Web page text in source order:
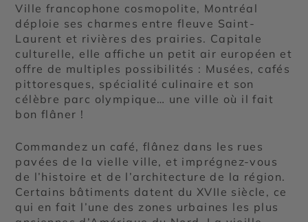
Ville francophone cosmopolite, Montréal
déploie ses charmes entre fleuve Saint-
Laurent et rivières des prairies. Capitale
culturelle, elle affiche un petit air européen et
offre de multiples possibilités : Musées, cafés
pittoresques, spécialité culinaire et son
célèbre parc olympique… une ville où il fait
bon flâner !
Commandez un café, flânez dans les rues
pavées de la vielle ville, et imprégnez-vous
de l’histoire et de l’architecture de la région.
Certains bâtiments datent du XVIIe siècle, ce
qui en fait l’une des zones urbaines les plus